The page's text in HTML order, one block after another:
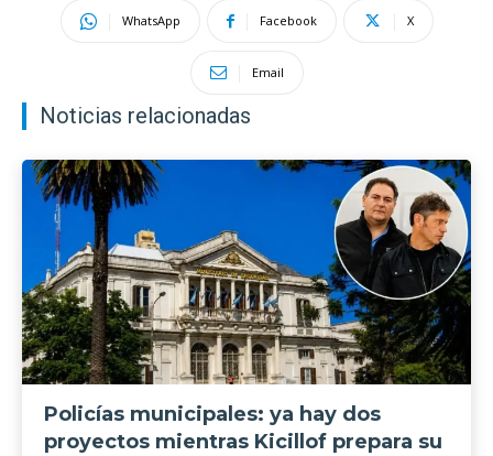
WhatsApp Facebook X
Email
Noticias relacionadas
Policías municipales: ya hay dos
proyectos mientras Kicillof prepara su